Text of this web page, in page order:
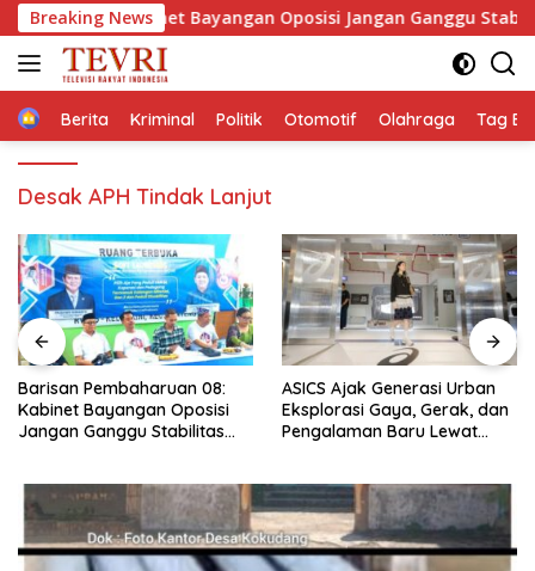
Langsung
ke
konten
Breaking News
08: Kabinet Bayangan Oposisi Jangan Ganggu Stabilitas
HomeBerita Kriminal Politik Otomotif Olahraga Tag
Desak APH Tindak Lanjut
Barisan Pembaharuan 08:
Kabinet Bayangan Oposisi
Jangan Ganggu Stabilitas
ASICS Ajak Generasi Urban
Eksplorasi Gaya, Gerak, dan
Pengalaman Baru Lewat